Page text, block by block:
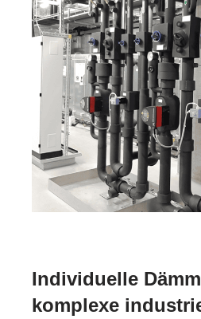
Individuelle
komplexe